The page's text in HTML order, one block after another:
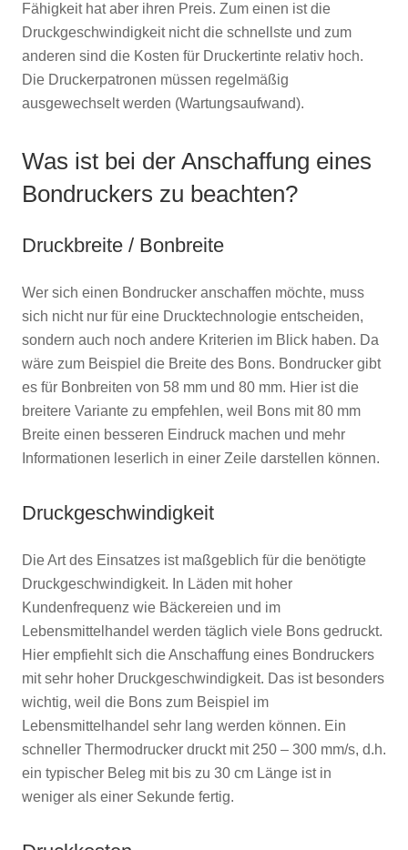
Fähigkeit hat aber ihren Preis. Zum einen ist die
Druckgeschwindigkeit nicht die schnellste und zum
anderen sind die Kosten für Druckertinte relativ hoch.
Die Druckerpatronen müssen regelmäßig
ausgewechselt werden (Wartungsaufwand).
Was ist bei der Anschaffung eines
Bondruckers zu beachten?
Druckbreite / Bonbreite
Wer sich einen Bondrucker anschaffen möchte, muss
sich nicht nur für eine Drucktechnologie entscheiden,
sondern auch noch andere Kriterien im Blick haben. Da
wäre zum Beispiel die Breite des Bons. Bondrucker gibt
es für Bonbreiten von 58 mm und 80 mm. Hier ist die
breitere Variante zu empfehlen, weil Bons mit 80 mm
Breite einen besseren Eindruck machen und mehr
Informationen leserlich in einer Zeile darstellen können.
Druckgeschwindigkeit
Die Art des Einsatzes ist maßgeblich für die benötigte
Druckgeschwindigkeit. In Läden mit hoher
Kundenfrequenz wie Bäckereien und im
Lebensmittelhandel werden täglich viele Bons gedruckt.
Hier empfiehlt sich die Anschaffung eines Bondruckers
mit sehr hoher Druckgeschwindigkeit. Das ist besonders
wichtig, weil die Bons zum Beispiel im
Lebensmittelhandel sehr lang werden können. Ein
schneller Thermodrucker druckt mit 250 – 300 mm/s, d.h.
ein typischer Beleg mit bis zu 30 cm Länge ist in
weniger als einer Sekunde fertig.